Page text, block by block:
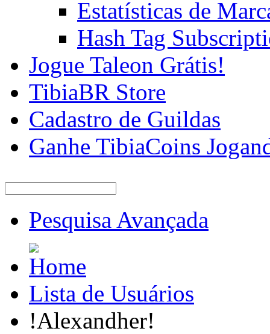
Estatísticas de
Hash Tag
Jogue Taleon Grátis!
TibiaBR Store
Cadastro de Guildas
Ganhe TibiaCoins
Pesquisa Avançada
Lista de Usuários
!Alexandher!